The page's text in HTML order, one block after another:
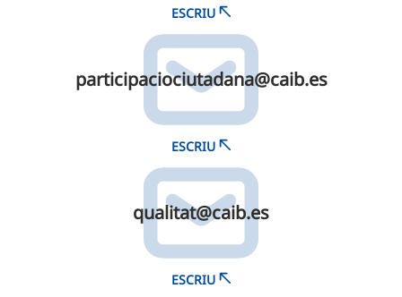
ESCRIU
participaciociutadana@​caib.​es
ESCRIU
qualitat@​caib.​es
ESCRIU